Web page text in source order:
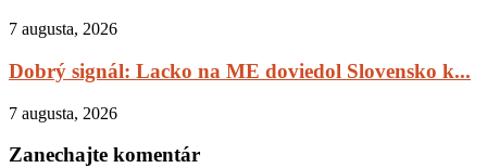
7 augusta, 2026
Dobrý signál: Lacko na ME doviedol Slovensko k...
7 augusta, 2026
Zanechajte komentár